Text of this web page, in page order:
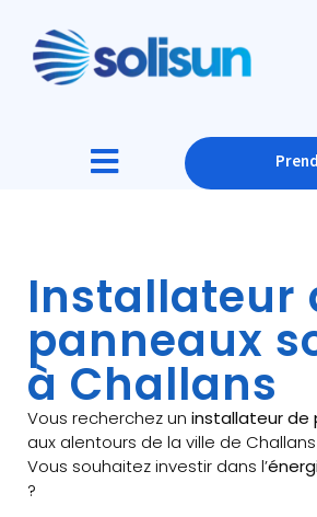
Installateur
panneaux
à Challans
Vous recherchez un installateur de
aux alentours de la ville de Challans
Vous souhaitez investir dans l’
?